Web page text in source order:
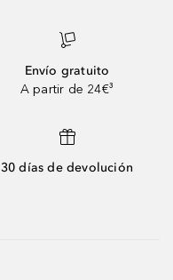
Envío gratuito
A partir de 24€³
30 días de devolución